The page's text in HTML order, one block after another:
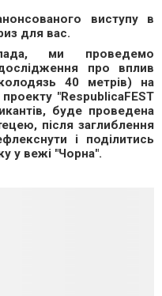
виступу в
для вас.
ми проведемо
про вплив
40 метрів) на
проекту "RespublicaFEST
буде проведена
після заглиблення
і поділитись
у вежі "Чорна".